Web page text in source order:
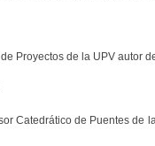
Proyectos de la UPV autor
Catedrático de Puentes de